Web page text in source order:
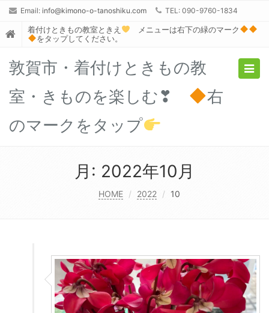
Email: info@kimono-o-tanoshiku.com TEL: 090-9760-1834
着付けときもの教室ときえ
メニューは右下の緑のマーク
をタップしてください。
敦賀市・着付けときもの教
室・きものを楽しむ❣
右
のマークをタップ
月: 2022年10月
HOME 2022 10